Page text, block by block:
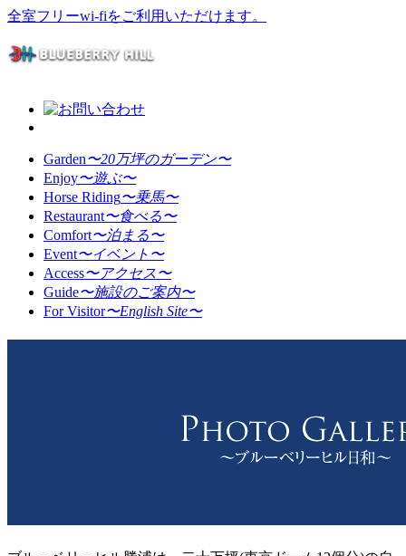
全室フリーwi-fiをご利用いただけます。
Garden〜20万坪のガーデン〜
Enjoy〜遊ぶ〜
Horse Riding〜乗馬〜
Restaurant〜食べる〜
Comfort〜泊まる〜
Event〜イベント〜
Access〜アクセス〜
Guide〜施設のご案内〜
For Visitor〜English Site〜